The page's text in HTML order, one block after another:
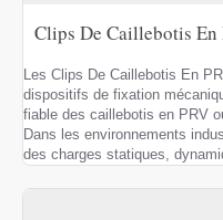
Clips De Caillebotis
Les Clips De Caillebotis En
dispositifs de fixation
fiable des caillebotis en PRV
Dans les environnements
des charges statiques,